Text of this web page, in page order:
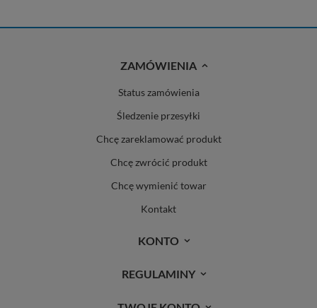
ZAMÓWIENIA
Status zamówienia
Śledzenie przesyłki
Chcę zareklamować produkt
Chcę zwrócić produkt
Chcę wymienić towar
Kontakt
KONTO
REGULAMINY